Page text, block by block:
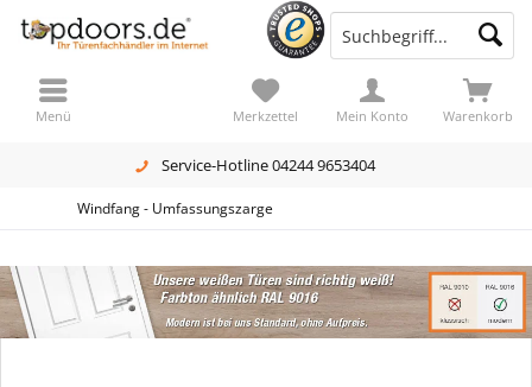
Service-Hotline 04244 9653404
Warenkorb
Merkzettel Mein Konto
Menü
Windfang - Umfassungszarge